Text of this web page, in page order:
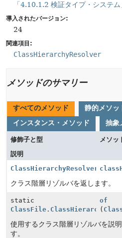
「4.10.1.2 検証タイプ・システム
導入されたバージョン:
24
関連項目:
ClassHierarchyResolver
メソッドのサマリー
すべてのメソッド
静的メソッ
インスタンス・メソッド
抽象
修飾子と型
メソッ
説明
ClassHierarchyResolver
クラス階層リゾルバを返します。
static
of
(
使用するクラス階層リゾルバを説
す。